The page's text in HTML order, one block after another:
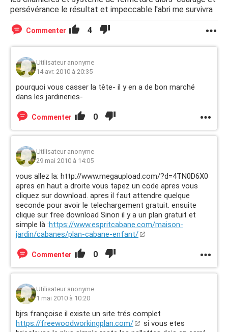
persévérance le résultat et impeccable l'abri me survivra
Commenter 4
Utilisateur anonyme
14 avr. 2010 à 20:35
pourquoi vous casser la tête- il y en a de bon marché
dans les jardineries-
Commenter 0
Utilisateur anonyme
29 mai 2010 à 14:05
vous allez la: http://www.megaupload.com/?d=4TN0D6X0
apres en haut a droite vous tapez un code apres vous
cliquez sur download. apres il faut attendre quelque
seconde pour avoir le telechargement gratuit. ensuite
clique sur free download Sinon il y a un plan gratuit et
simple là :https://www.espritcabane.com/maison-
jardin/cabanes/plan-cabane-enfant/
Commenter 0
Utilisateur anonyme
1 mai 2010 à 10:20
bjrs françoise il existe un site trés complet
https://freewoodworkingplan.com/
si vous etes